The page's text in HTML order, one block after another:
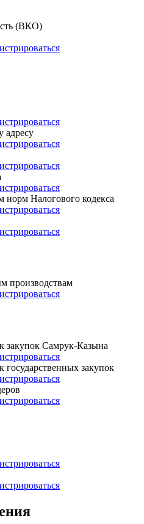
(ВКО)
адресу
норм Налогового кодекса
производствам
закупок Самрук-Казына
закупок